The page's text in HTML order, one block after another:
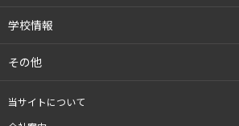
学校情報
その他
当サイトについて